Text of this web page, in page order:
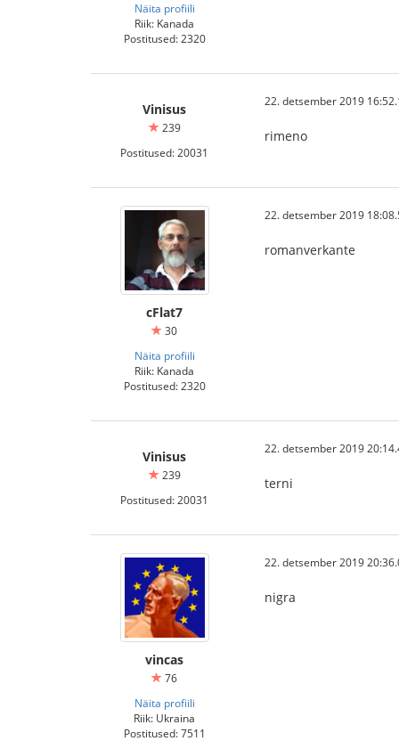
Näita profiili
Riik: Kanada
Postitused: 2320
Vinisus
239
Postitused: 20031
22. detsember 2019
rimeno
cFlat7
30
Näita profiili
Riik: Kanada
Postitused: 2320
22. detsember 2019
romanverkante
Vinisus
239
Postitused: 20031
22. detsember 2019
terni
vincas
76
Näita profiili
Riik: Ukraina
Postitused: 7511
22. detsember 2019
nigra